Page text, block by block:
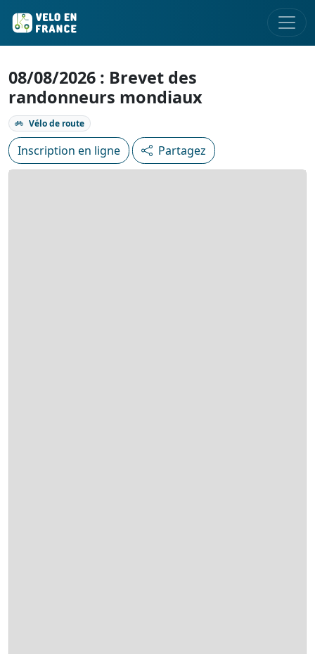
08/08/2026 : Brevet des
randonneurs mondiaux
Vélo de route
Inscription en ligne Partagez